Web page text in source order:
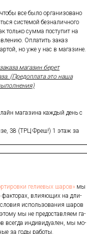
все было организовано
системой безналичного
только сумма поступит на
Оплатить заказ
но уже у нас в магазине.
магазин берет
(Предоплата это наша
магазина каждый день с
38 (ТРЦ Фреш!) 1 этаж за
ге­ли­евых ша­ров» мы
фак­то­рах, вли­яющих на дли­
ис­поль­зо­вания ша­ров
мы не пре­дос­тавля­ем га­
всег­да ин­ди­виду­ален, мы мо­
за го­ды ра­боты.